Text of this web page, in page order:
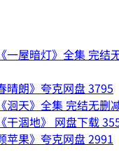
一屋暗灯》全集 完结
晴朗》夸克网盘3795
洄天》全集 完结无删
干涸地》 网盘下载
苹果》夸克网盘2991